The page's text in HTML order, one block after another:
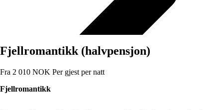
Fjellromantikk (halvpensjon)
Fra 2 010 NOK Per gjest per natt
Fjellromantikk